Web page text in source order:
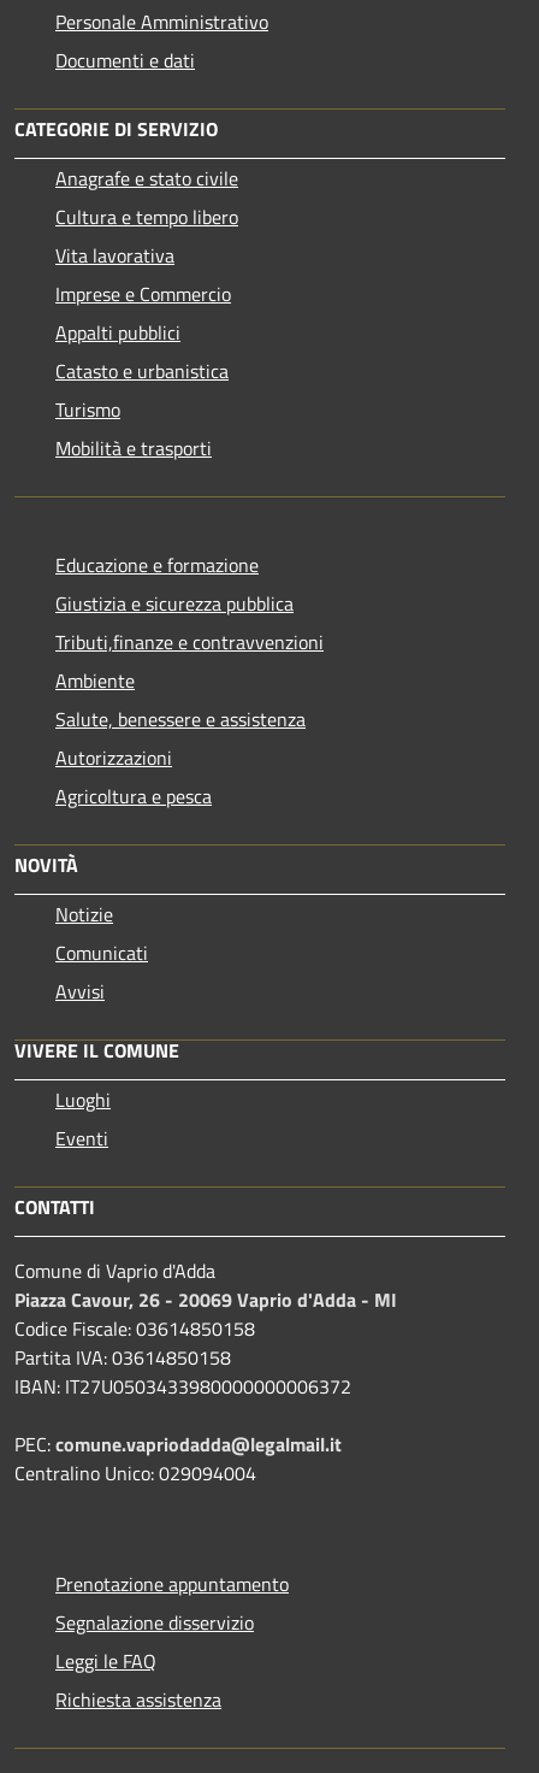
Personale Amministrativo
Documenti e dati
CATEGORIE DI SERVIZIO
Anagrafe e stato civile
Cultura e tempo libero
Vita lavorativa
Imprese e Commercio
Appalti pubblici
Catasto e urbanistica
Turismo
Mobilità e trasporti
Educazione e formazione
Giustizia e sicurezza pubblica
Tributi,finanze e contravvenzioni
Ambiente
Salute, benessere e assistenza
Autorizzazioni
Agricoltura e pesca
NOVITÀ
Notizie
Comunicati
Avvisi
VIVERE IL COMUNE
Luoghi
Eventi
CONTATTI
Comune di Vaprio d'Adda
Piazza Cavour, 26 - 20069 Vaprio d'Adda - MI
Codice Fiscale: 03614850158
Partita IVA: 03614850158
IBAN: IT27U0503433980000000006372
PEC:comune.vapriodadda@legalmail.it
Centralino Unico: 029094004
Prenotazione appuntamento
Segnalazione disservizio
Leggi le FAQ
Richiesta assistenza